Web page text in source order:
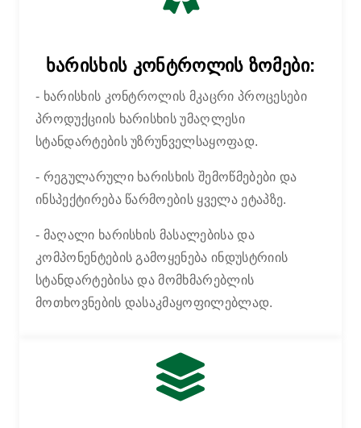
ხარისხის კონტროლის ზომები:
- ხარისხის კონტროლის მკაცრი პროცესები
პროდუქციის ხარისხის უმაღლესი
სტანდარტების უზრუნველსაყოფად.
- რეგულარული ხარისხის შემოწმებები და
ინსპექტირება წარმოების ყველა ეტაპზე.
- მაღალი ხარისხის მასალებისა და
კომპონენტების გამოყენება ინდუსტრიის
სტანდარტებისა და მომხმარებლის
მოთხოვნების დასაკმაყოფილებლად.